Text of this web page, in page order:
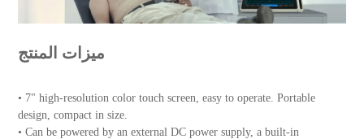
ميزات المنتج
• 7" high-resolution color touch screen, easy to operate. Portable
design, compact in size.
• Can be powered by an external DC power supply, a built-in